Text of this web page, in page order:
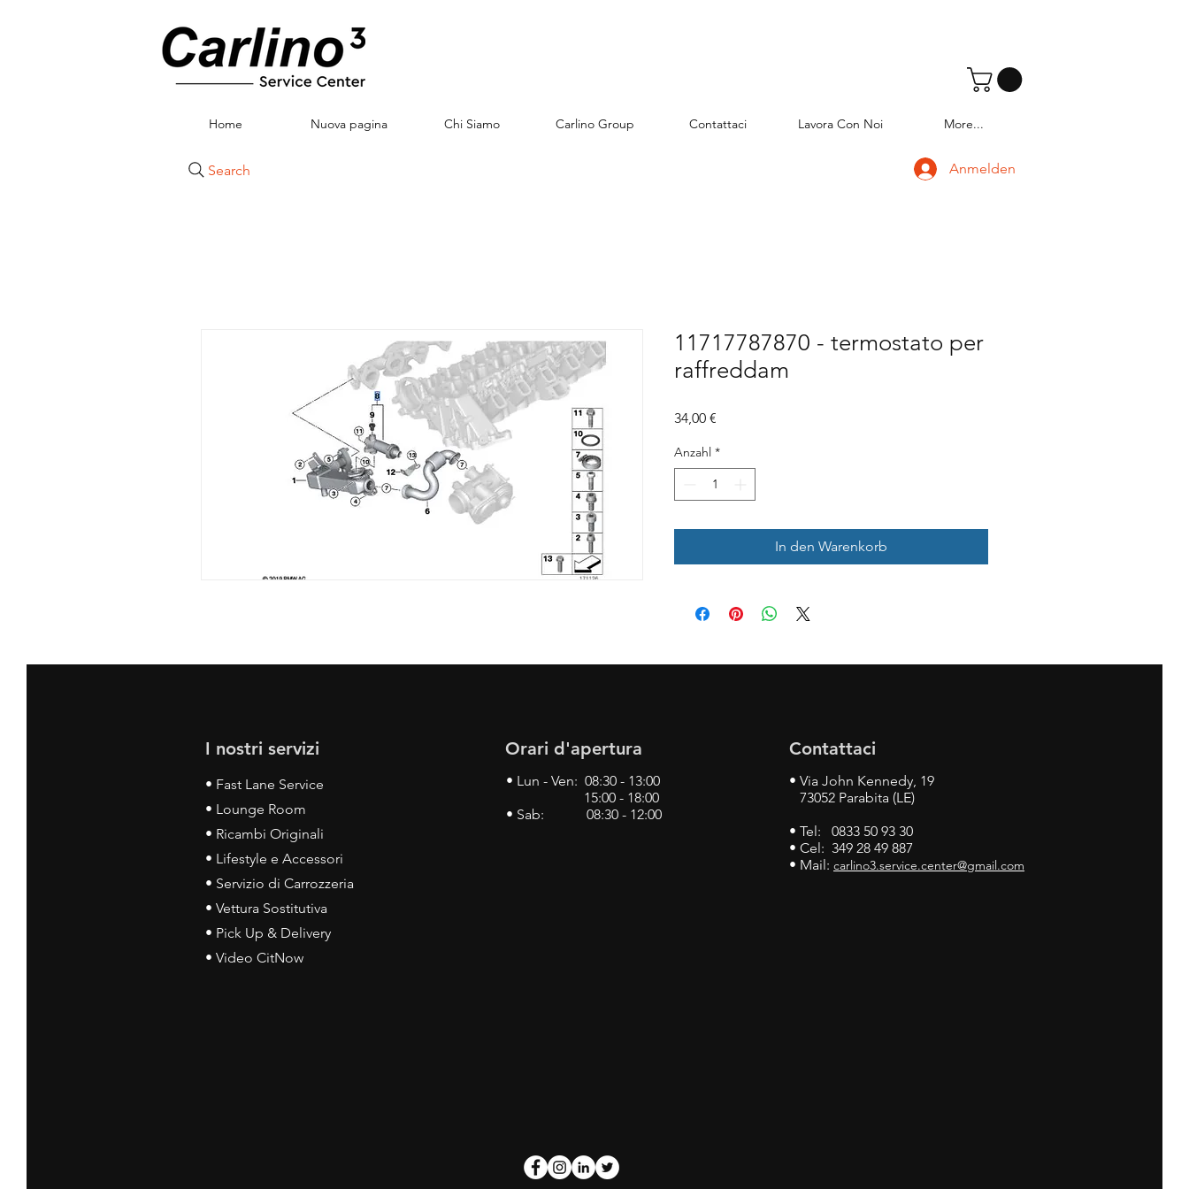
Home Nuova pagina Chi Siamo Carlino Group Contattaci Lavora Con Noi More...
Search Anmelden
11717787870 - termostato per
raffreddam
34,00 €
Anzahl *
In den Warenkorb
I nostri servizi
• Fast Lane Service
• Lounge Room
• Ricambi Originali
• Lifestyle e Accessori
• Servizio di Carrozzeria
• Vettura Sostitutiva
• Pick Up & Delivery
• Video CitNow
Orari d'apertura
• Lun - Ven: 08:30 - 13:00
15:00 - 18:00
• Sab: 08:30 - 12:00
Contattaci
• Via John Kennedy, 19
73052 Parabita (LE)
• Tel: 0833 50 93 30
• Cel: 349 28 49 887
• Mail: carlino3.service.center@gmail.com